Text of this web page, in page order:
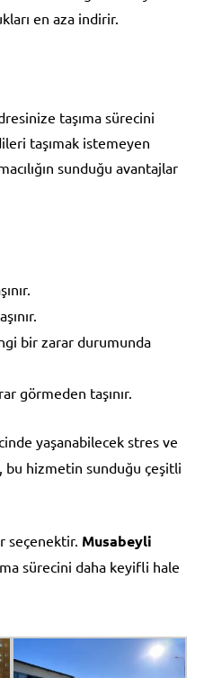
en aza indirir.
taşıma sürecini
taşımak istemeyen
sunduğu avantajlar
bir zarar durumunda
görmeden taşınır.
yaşanabilecek stres ve
bu hizmetin sunduğu çeşitli
seçenektir. Musabeyli
sürecini daha keyifli hale